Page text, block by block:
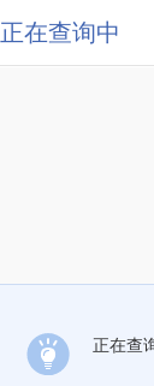
正在查询中
正在查